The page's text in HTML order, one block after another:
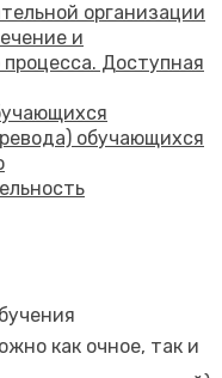
организации
и
Доступная
обучающихся
как очное, так и